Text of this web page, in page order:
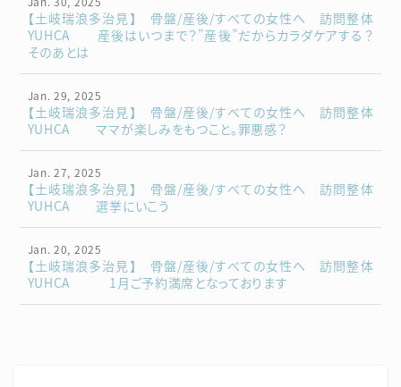
【土岐瑞浪多治見】 骨盤/産後/すべての女性へ 訪問整体
YUHCA 産後はいつまで？”産後”だからカラダケアする？
そのあとは
Jan. 29, 2025
【土岐瑞浪多治見】 骨盤/産後/すべての女性へ 訪問整体
YUHCA ママが楽しみをもつこと。罪悪感？
Jan. 27, 2025
【土岐瑞浪多治見】 骨盤/産後/すべての女性へ 訪問整体
YUHCA 選挙にいこう
Jan. 20, 2025
【土岐瑞浪多治見】 骨盤/産後/すべての女性へ 訪問整体
YUHCA 1月ご予約満席となっております